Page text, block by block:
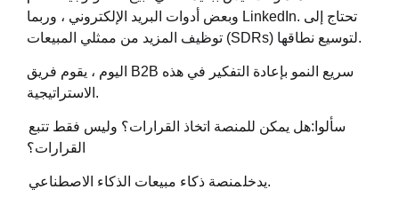
وبعض أدوات البريد الإلكتروني ، وربما LinkedIn. تحتاج إلى
توظيف المزيد من ممثلي المبيعات (SDRs) لتوسيع نطاقها.
اليوم ، يقوم فريق B2B سريع النمو بإعادة التفكير في هذه
الاستراتيجية.
سألوا:هل يمكن للمنصة اتخاذ القرارات؟ وليس فقط تتبع
القرارات؟
يدخلمنصة ذكاء مبيعات الذكاء الاصطناعي .